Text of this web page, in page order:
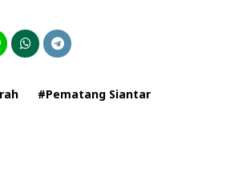
#Pematang Siantar